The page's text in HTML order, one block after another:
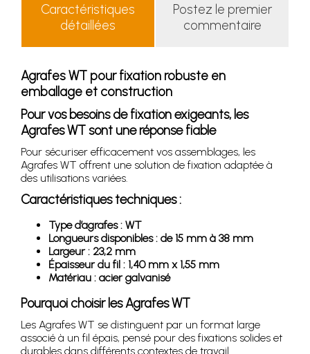
Caractéristiques
détaillées
Postez le premier
commentaire
Agrafes WT pour fixation robuste en
emballage et construction
Pour vos besoins de fixation exigeants, les
Agrafes WT sont une réponse fiable
Pour sécuriser efficacement vos assemblages, les
Agrafes WT offrent une solution de fixation adaptée à
des utilisations variées.
Caractéristiques techniques :
Type d’agrafes : WT
Longueurs disponibles : de 15 mm à 38 mm
Largeur : 23,2 mm
Épaisseur du fil : 1,40 mm x 1,55 mm
Matériau : acier galvanisé
Pourquoi choisir les Agrafes WT
Les Agrafes WT se distinguent par un format large
associé à un fil épais, pensé pour des fixations solides et
durables dans différents contextes de travail.